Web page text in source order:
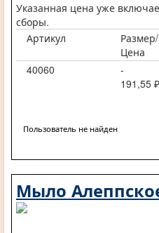
Указанная цена уже
сборы.
Артикул
Цена
40060
-
191,55 ₽
Пользователь не найден
Мыло